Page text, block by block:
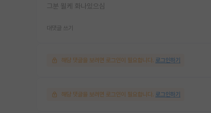
그분 욀케 화나있으심
대댓글 쓰기
해당 댓글을 보려면 로그인이 필요합니다. 로그인하기
해당 댓글을 보려면 로그인이 필요합니다. 로그인하기